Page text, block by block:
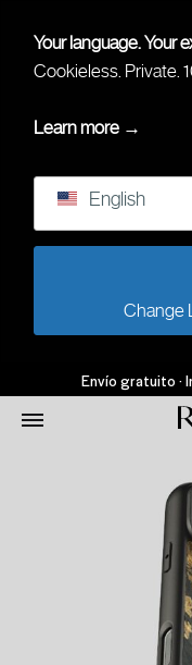
Your language. Your
Cookieless. Private.
Learn more →
English
Envío gratuito ·